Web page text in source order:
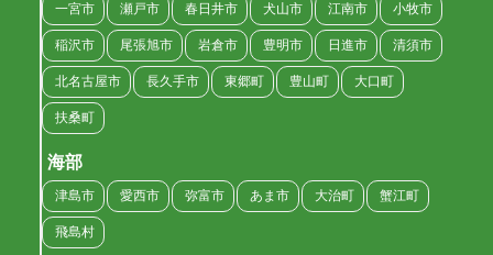
一宮市 瀬戸市 春日井市 犬山市 江南市 小牧市
稲沢市 尾張旭市 岩倉市 豊明市 日進市 清須市
北名古屋市 長久手市 東郷町 豊山町 大口町
扶桑町
海部
津島市 愛西市 弥富市 あま市 大治町 蟹江町
飛島村